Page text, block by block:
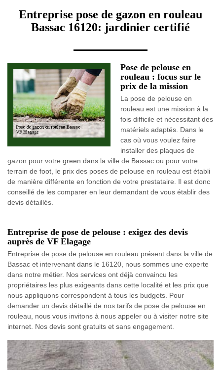
Entreprise pose de gazon en rouleau
Bassac 16120: jardinier certifié
Pose de pelouse en
rouleau : focus sur le
prix de la mission
La pose de pelouse en
rouleau est une mission à la
fois difficile et nécessitant des
matériels adaptés. Dans le
cas où vous voulez faire
installer des plaques de
gazon pour votre green dans la ville de Bassac ou pour votre
terrain de foot, le prix des poses de pelouse en rouleau est établi
de manière différente en fonction de votre prestataire. Il est donc
conseillé de les comparer en leur demandant de vous établir des
devis détaillés.
Entreprise de pose de pelouse : exigez des devis
auprès de VF Elagage
Entreprise de pose de pelouse en rouleau présent dans la ville de
Bassac et intervenant dans le 16120, nous sommes une experte
dans notre métier. Nos services ont déjà convaincu les
propriétaires les plus exigeants dans cette localité et les prix que
nous appliquons correspondent à tous les budgets. Pour
demander un devis détaillé de nos tarifs de pose de pelouse en
rouleau, nous vous invitons à nous appeler ou à visiter notre site
internet. Nos devis sont gratuits et sans engagement.